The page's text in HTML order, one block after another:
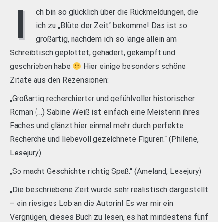
I
ch bin so glücklich über die Rückmeldungen, die
ich zu „Blüte der Zeit“ bekomme! Das ist so
großartig, nachdem ich so lange allein am
Schreibtisch geplottet, gehadert, gekämpft und
geschrieben habe
Hier einige besonders schöne
Zitate aus den Rezensionen:
„Großartig recherchierter und gefühlvoller historischer
Roman (…) Sabine Weiß ist einfach eine Meisterin ihres
Faches und glänzt hier einmal mehr durch perfekte
Recherche und liebevoll gezeichnete Figuren.“ (Philene,
Lesejury)
„So macht Geschichte richtig Spaß.“ (Ameland, Lesejury)
„Die beschriebene Zeit wurde sehr realistisch dargestellt
– ein riesiges Lob an die Autorin! Es war mir ein
Vergnügen, dieses Buch zu lesen, es hat mindestens fünf